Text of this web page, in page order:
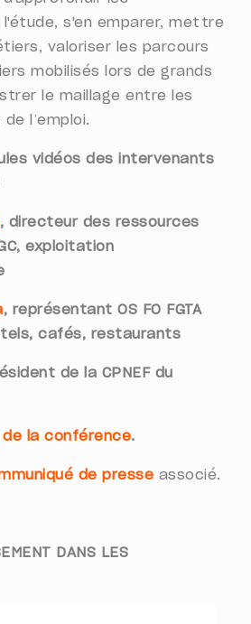
s'en emparer, mettre
valoriser les parcours
mobilisés lors de grands
le maillage entre les
l’emploi.
vidéos des intervenants
, directeur des ressources
exploitation
, représentant OS FO FGTA
cafés, restaurants
de la CPNEF du
de la conférence.
de presse associé.
DANS LES